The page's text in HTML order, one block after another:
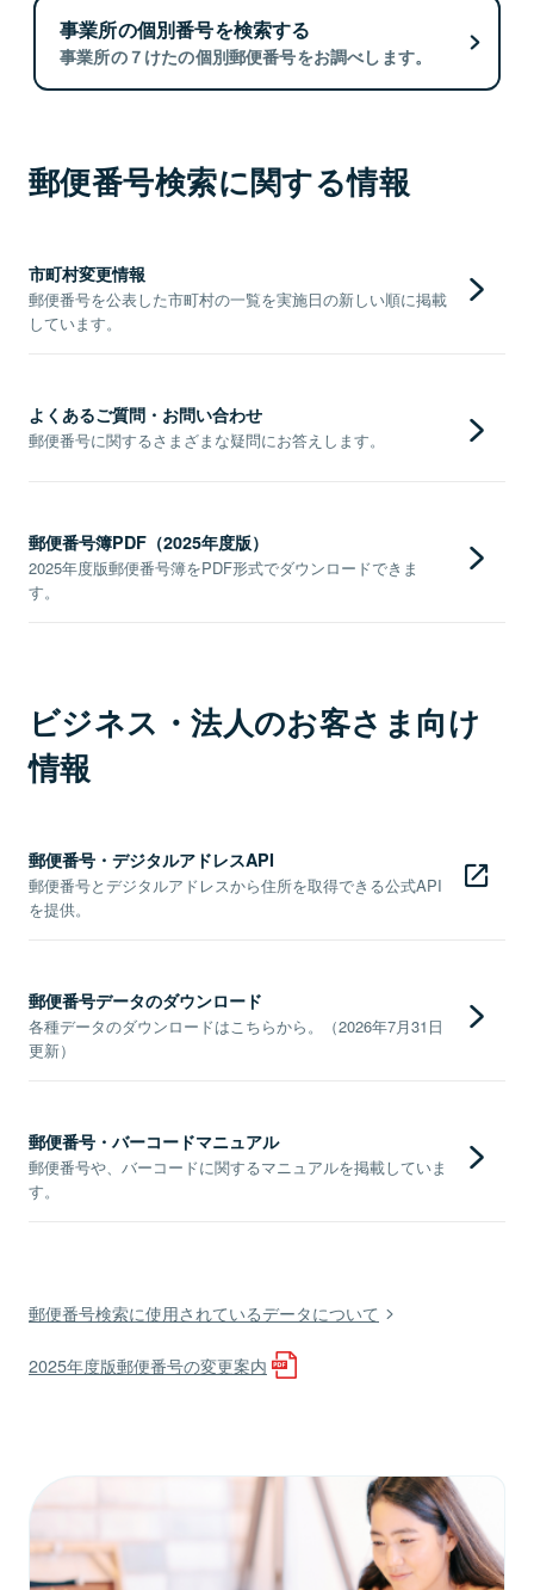
事業所の個別番号を検索する
事業所の７けたの個別郵便番号をお調べします。
郵便番号検索に関する情報
市町村変更情報
郵便番号を公表した市町村の一覧を実施日の新しい順に掲載
しています。
よくあるご質問・お問い合わせ
郵便番号に関するさまざまな疑問にお答えします。
郵便番号簿PDF（2025年度版）
2025年度版郵便番号簿をPDF形式でダウンロードできま
す。
ビジネス・法人のお客さま向け
情報
郵便番号・デジタルアドレスAPI
郵便番号とデジタルアドレスから住所を取得できる公式API
を提供。
郵便番号データのダウンロード
各種データのダウンロードはこちらから。（2026年7月31日
更新）
郵便番号・バーコードマニュアル
郵便番号や、バーコードに関するマニュアルを掲載していま
す。
郵便番号検索に使用されているデータについて
2025年度版郵便番号の変更案内